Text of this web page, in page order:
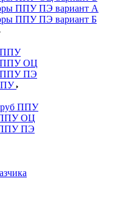
ППУ ПЭ вариант А
ППУ ПЭ вариант Б
ППУ
ППУ ОЦ
ППУ ПЭ
ППУ
ППУ ОЦ
ППУ ПЭ